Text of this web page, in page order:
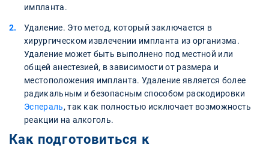
импланта.
Удаление. Это метод, который заключается в
хирургическом извлечении импланта из организма.
Удаление может быть выполнено под местной или
общей анестезией, в зависимости от размера и
местоположения импланта. Удаление является более
радикальным и безопасным способом раскодировки
Эспераль, так как полностью исключает возможность
реакции на алкоголь.
Как подготовиться к